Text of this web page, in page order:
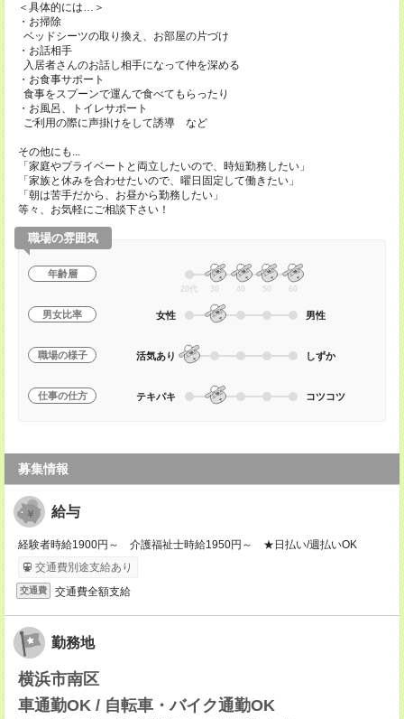
＜具体的には…＞
・お掃除
ベッドシーツの取り換え、お部屋の片づけ
・お話相手
入居者さんのお話し相手になって仲を深める
・お食事サポート
食事をスプーンで運んで食べてもらったり
・お風呂、トイレサポート
ご利用の際に声掛けをして誘導 など
その他にも...
「家庭やプライベートと両立したいので、時短勤務したい」
「家族と休みを合わせたいので、曜日固定して働きたい」
「朝は苦手だから、お昼から勤務したい」
等々、お気軽にご相談下さい！
職場の雰囲気
年齢層
20代 30 40 50 60
男女比率 女性 男性
職場の様子 活気あり しずか
仕事の仕方 テキパキ コツコツ
募集情報
給与
経験者時給1900円～ 介護福祉士時給1950円～ ★日払い/週払いOK
交通費別途支給あり
交通費 交通費全額支給
勤務地
横浜市南区
車通勤OK / 自転車・バイク通勤OK